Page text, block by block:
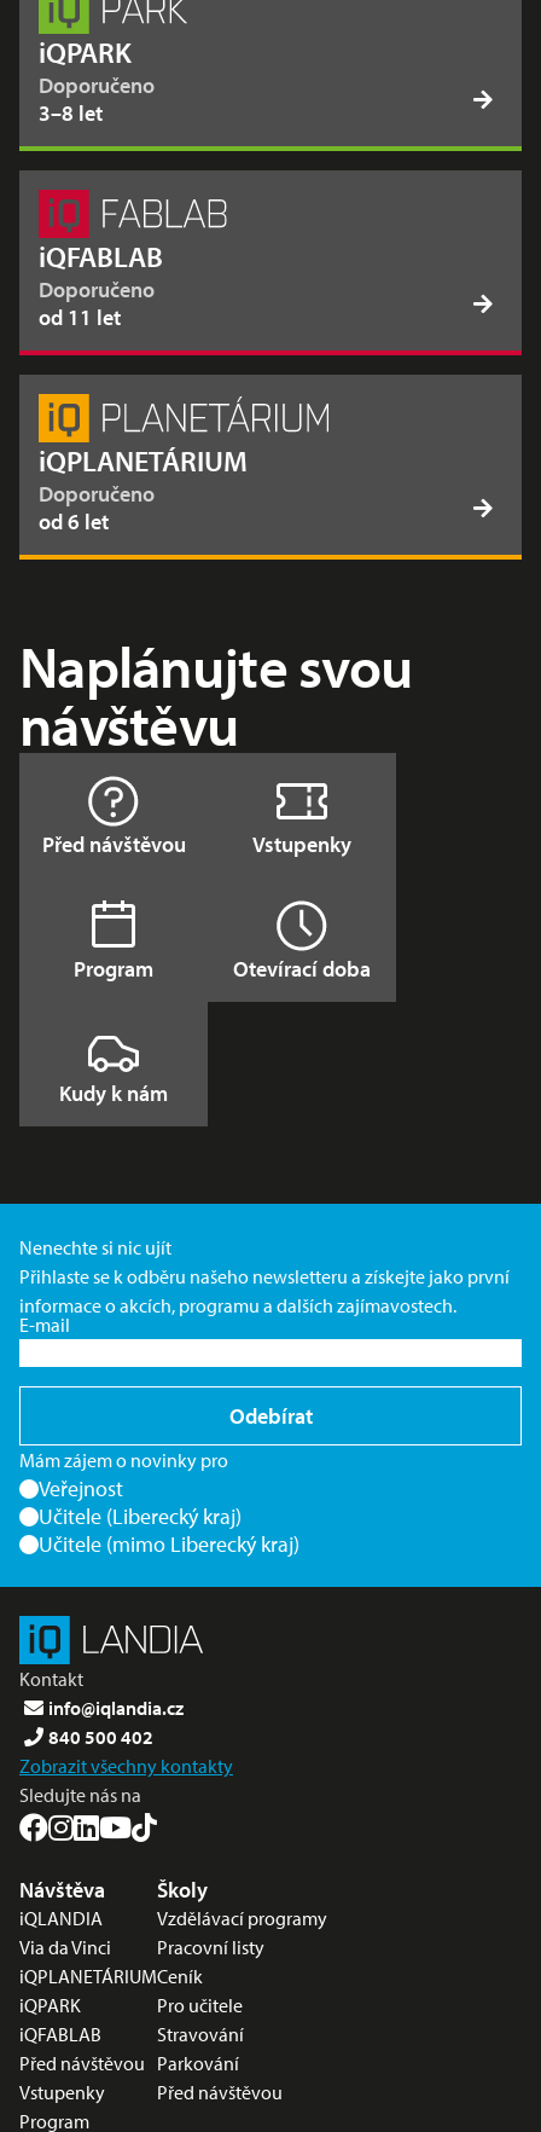
iQPARK
Doporučeno
3–8 let
iQFABLAB
Doporučeno
od 11 let
iQPLANETÁRIUM
Doporučeno
od 6 let
Naplánujte svou
návštěvu
Před návštěvou Vstupenky
Program Otevírací doba
Kudy k nám
Nenechte si nic ujít
Přihlaste se k odběru našeho newsletteru a získejte jako první
informace o akcích, programu a dalších zajímavostech.
E-mail
Odebírat
Mám zájem o novinky pro
Veřejnost
Učitele (Liberecký kraj)
Učitele (mimo Liberecký kraj)
Kontakt
info@iqlandia.cz
840 500 402
Zobrazit všechny kontakty
Sledujte nás na
Nabídka v zápatí
Návštěva
iQLANDIA
Via da Vinci
iQPLANETÁRIUM
iQPARK
iQFABLAB
Před návštěvou
Vstupenky
Program
Školy
Vzdělávací programy
Pracovní listy
Ceník
Pro učitele
Stravování
Parkování
Před návštěvou